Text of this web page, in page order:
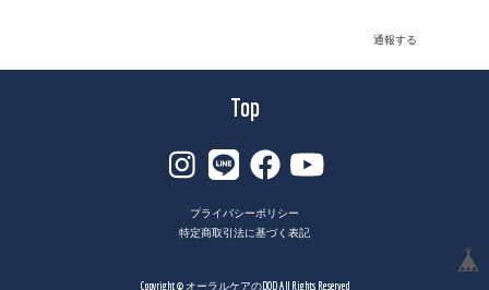
通報する
Top
プライバシーポリシー
特定商取引法に基づく表記
Copyright © オーラルケアのDOD All Rights Reserved